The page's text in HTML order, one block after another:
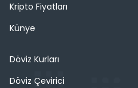
Kripto Fiyatları
Künye
Döviz Kurları
Döviz Çevirici